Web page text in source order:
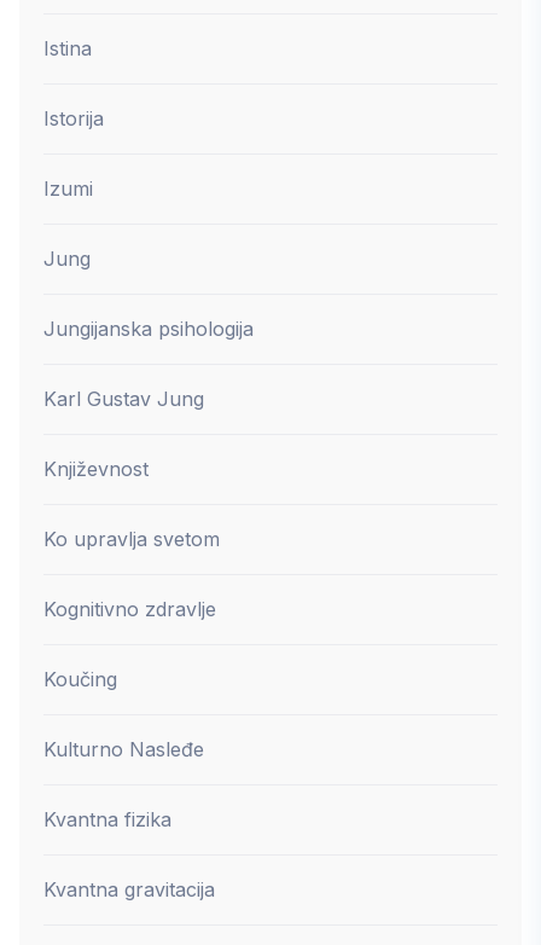
Istina
Istorija
Izumi
Jung
Jungijanska psihologija
Karl Gustav Jung
Književnost
Ko upravlja svetom
Kognitivno zdravlje
Koučing
Kulturno Nasleđe
Kvantna fizika
Kvantna gravitacija